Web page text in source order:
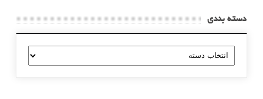
دسته بندی
دسته
بندی